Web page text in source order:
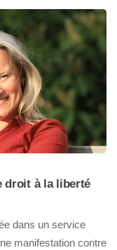
droit à la liberté
dans un service
manifestation contre